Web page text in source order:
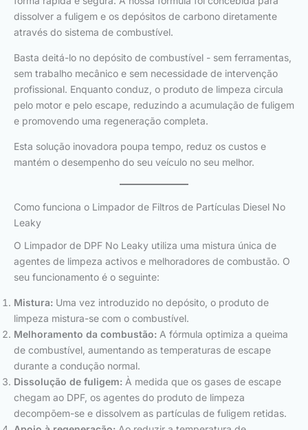
dissolver a fuligem e os depósitos de carbono diretamente
através do sistema de combustível.
Basta deitá-lo no depósito de combustível - sem ferramentas,
sem trabalho mecânico e sem necessidade de intervenção
profissional. Enquanto conduz, o produto de limpeza circula
pelo motor e pelo escape, reduzindo a acumulação de fuligem
e promovendo uma regeneração completa.
Esta solução inovadora poupa tempo, reduz os custos e
mantém o desempenho do seu veículo no seu melhor.
Como funciona o Limpador de Filtros de Partículas Diesel No
Leaky
O Limpador de DPF No Leaky utiliza uma mistura única de
agentes de limpeza activos e melhoradores de combustão. O
seu funcionamento é o seguinte:
Mistura: Uma vez introduzido no depósito, o produto de
limpeza mistura-se com o combustível.
Melhoramento da combustão: A fórmula optimiza a queima
de combustível, aumentando as temperaturas de escape
durante a condução normal.
Dissolução de fuligem: À medida que os gases de escape
chegam ao DPF, os agentes do produto de limpeza
decompõem-se e dissolvem as partículas de fuligem retidas.